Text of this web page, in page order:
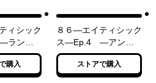
ィシック
ラン・
バトルフ
〉
購入
８６―エイティシック
ス―Ep.4 ―アンダ
ー・プレッシャー―
ストアで購入